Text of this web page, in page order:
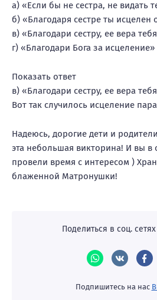
а) «Если бы не сестра, не видать
б) «Благодаря сестре ты исцелен
в) «Благодари сестру, ее вера
г) «Благодари Бога за исцеление»
Показать ответ
в) «Благодари сестру, ее вера
Вот так случилось исцеление
Надеюсь, дорогие дети и
эта небольшая викторина! И вы в
провели время с интересом )
блаженной Матронушки!
Поделиться в соц.
Подпишитесь на нас